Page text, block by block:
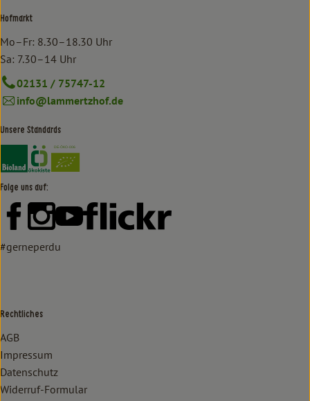
Hofmarkt
Mo–Fr: 8.30–18.30 Uhr
Sa: 7.30–14 Uhr
02131 / 75747-12
info@lammertzhof.de
Unsere Standards
Externer Link zu https://www.bioland.de/verbraucher
Externer Link zu https://www.oekokiste.de/
Folge uns auf:
Externer Link zu https://www.facebook.com/lammertzhof/
Externer Link zu https://www.instagram.com/
Externer Link zu https://www.youtube.com/
Externer Link zu https://
#gerneperdu
Rechtliches
AGB
Impressum
Datenschutz
Widerruf-Formular